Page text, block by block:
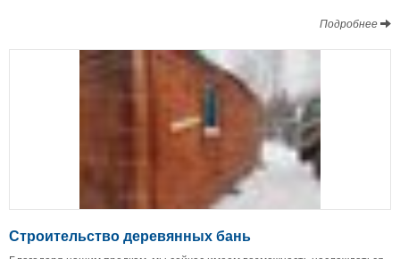
Подробнее
Строительство деревянных бань